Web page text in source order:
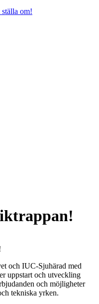
om!
och IUC-Sjuhärad med
uppstart och utveckling
och möjligheter
tekniska yrken.